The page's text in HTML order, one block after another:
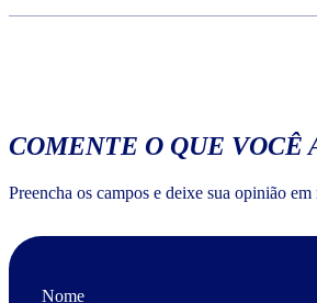
COMENTE O QUE VOCÊ
Preencha os campos e deixe sua opinião em
Nome